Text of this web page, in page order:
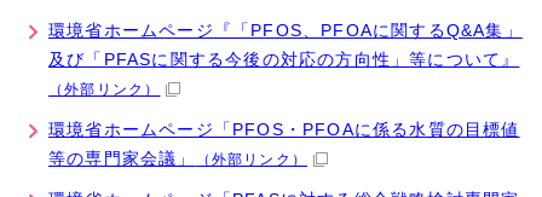
環境省ホームページ『「PFOS、PFOAに関するQ&A集」
及び「PFASに関する今後の対応の方向性」等について』
（外部リンク）
環境省ホームページ「PFOS・PFOAに係る水質の目標値
等の専門家会議」
（外部リンク）